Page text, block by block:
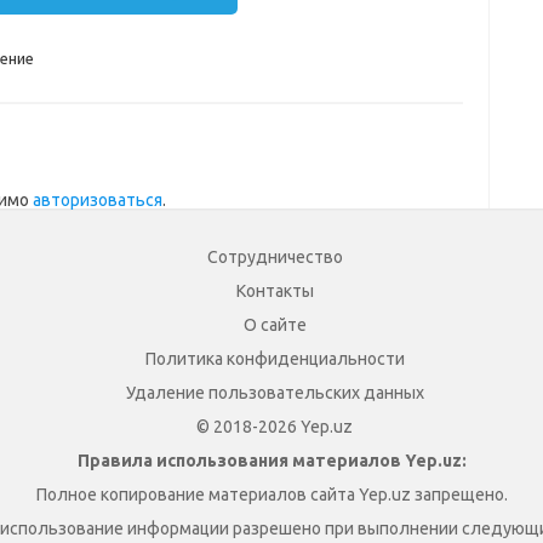
авторизоваться.
Сотрудничество
Контакты
О сайте
Политика конфиденциальности
Удаление пользовательских данных
© 2018-2026 Yep.uz
Правила использования материалов Yep.uz:
Полное копирование материалов сайта Yep.uz запрещено.
информации разрешено при выполнении